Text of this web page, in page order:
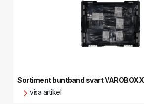
Sortiment buntband svart VAROBOXX
visa artikel